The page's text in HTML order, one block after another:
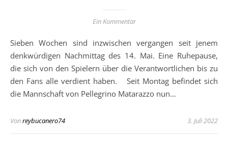
Ein Kommentar
Sieben Wochen sind inzwischen vergangen seit jenem
denkwürdigen Nachmittag des 14. Mai. Eine Ruhepause,
die sich von den Spielern über die Verantwortlichen bis zu
den Fans alle verdient haben. Seit Montag befindet sich
die Mannschaft von Pellegrino Matarazzo nun…
Vonreybucanero74 3. Juli 2022